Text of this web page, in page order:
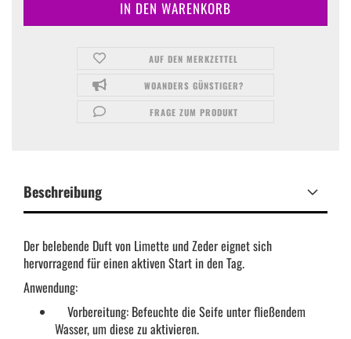
AUF DEN MERKZETTEL
WOANDERS GÜNSTIGER?
FRAGE ZUM PRODUKT
Beschreibung
Der belebende Duft von Limette und Zeder eignet sich
hervorragend für einen aktiven Start in den Tag.
Anwendung:
Vorbereitung: Befeuchte die Seife unter fließendem
Wasser, um diese zu aktivieren.